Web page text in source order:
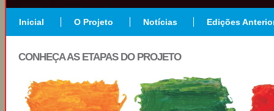
Inicial O Projeto Notícias Edições
CONHEÇA AS ETAPAS DO PROJETO